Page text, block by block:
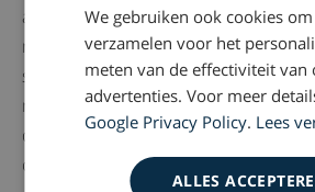
adviseurs. Ze is daarom begonnen
met één medisch adviseur, die beide
slachtoffers, als verzekeraar)
medisch adviseur moet dan wel
door de betrokken partijen.
oplossing.
We gebruiken ook cookies
verzamelen voor het
meten van de effectiviteit van
advertenties. Voor meer
Google Privacy Policy. Lees
ALLES